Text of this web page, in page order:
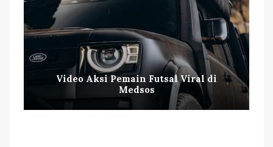
Video Aksi Pemain Futsal Viral di
Medsos